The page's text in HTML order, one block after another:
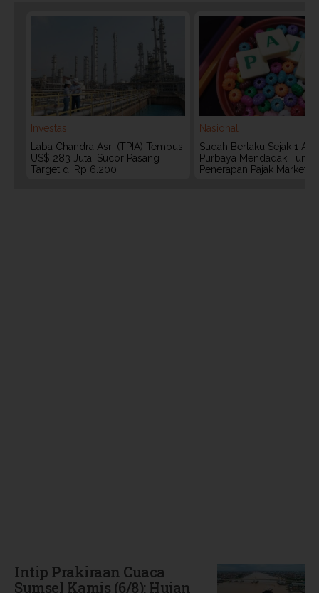
Investasi
Laba Chandra Asri (TPIA) Tembus
US$ 283 Juta, Sucor Pasang
Target di Rp 6.200
Nasional
Sudah Berlaku Sejak 1
Purbaya Mendadak Tunda
Penerapan Pajak
Intip Prakiraan Cuaca
Sumsel Kamis (6/8): Hujan